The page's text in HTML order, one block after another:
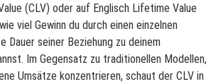
(CLV) oder auf Englisch Lifetime Value
viel Gewinn du durch einen einzelnen
Dauer seiner Beziehung zu deinem
Im Gegensatz zu traditionellen Modellen,
Umsätze konzentrieren, schaut der CLV in